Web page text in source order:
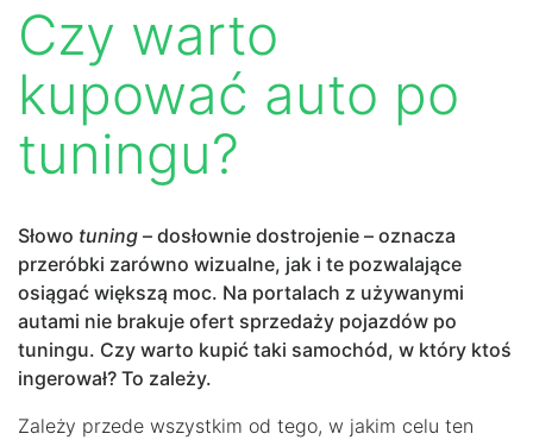
Czy warto
kupować auto po
tuningu?
Słowo tuning – dosłownie dostrojenie – oznacza
przeróbki zarówno wizualne, jak i te pozwalające
osiągać większą moc. Na portalach z używanymi
autami nie brakuje ofert sprzedaży pojazdów po
tuningu. Czy warto kupić taki samochód, w który ktoś
ingerował? To zależy.
Zależy przede wszystkim od tego, w jakim celu ten